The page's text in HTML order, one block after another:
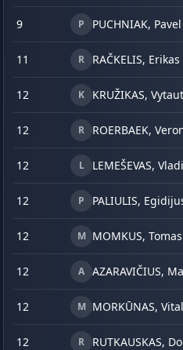
9 P PUCHNIAK, Pavel
11 R RAČKELIS, Erikas
12 K KRUŽIKAS,
12 R ROERBAEK,
12 L LEMEŠEVAS,
12 P PALIULIS,
12 M MOMKUS, Tomas
12 A AZARAVIČIUS,
12 M MORKŪNAS,
12 R RUTKAUSKAS,